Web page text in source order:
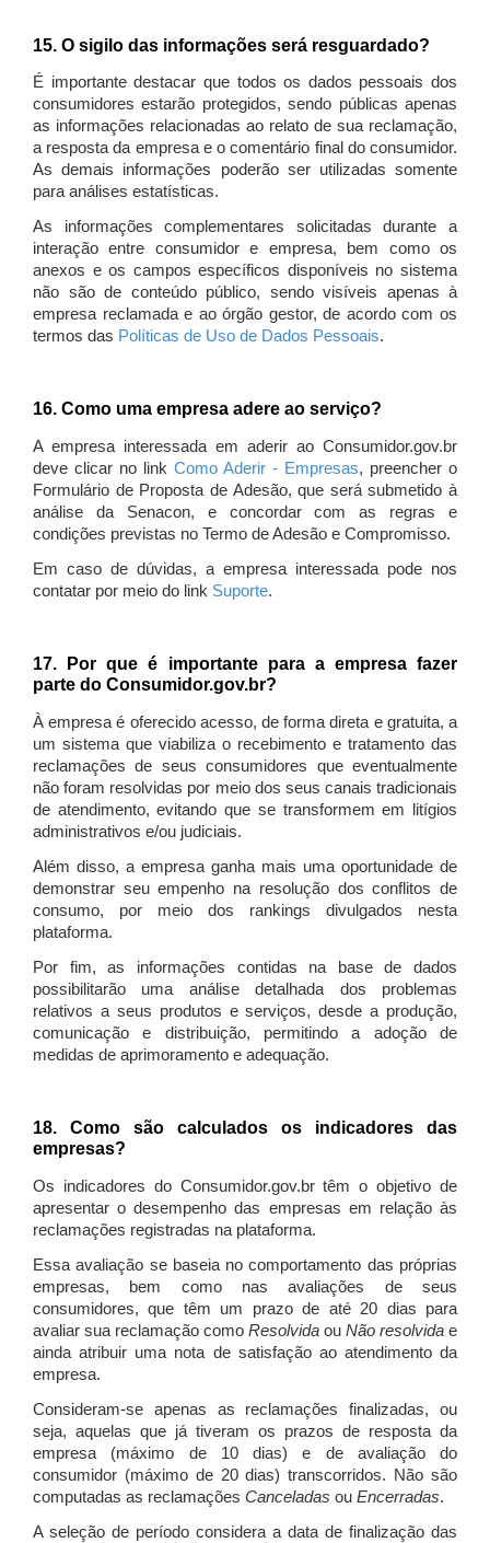
15. O sigilo das informações será resguardado?
É importante destacar que todos os dados pessoais dos
consumidores estarão protegidos, sendo públicas apenas
as informações relacionadas ao relato de sua reclamação,
a resposta da empresa e o comentário final do consumidor.
As demais informações poderão ser utilizadas somente
para análises estatísticas.
As informações complementares solicitadas durante a
interação entre consumidor e empresa, bem como os
anexos e os campos específicos disponíveis no sistema
não são de conteúdo público, sendo visíveis apenas à
empresa reclamada e ao órgão gestor, de acordo com os
termos das Políticas de Uso de Dados Pessoais.
16. Como uma empresa adere ao serviço?
A empresa interessada em aderir ao Consumidor.gov.br
deve clicar no link Como Aderir - Empresas, preencher o
Formulário de Proposta de Adesão, que será submetido à
análise da Senacon, e concordar com as regras e
condições previstas no Termo de Adesão e Compromisso.
Em caso de dúvidas, a empresa interessada pode nos
contatar por meio do link Suporte.
17. Por que é importante para a empresa fazer
parte do Consumidor.gov.br?
À empresa é oferecido acesso, de forma direta e gratuita, a
um sistema que viabiliza o recebimento e tratamento das
reclamações de seus consumidores que eventualmente
não foram resolvidas por meio dos seus canais tradicionais
de atendimento, evitando que se transformem em litígios
administrativos e/ou judiciais.
Além disso, a empresa ganha mais uma oportunidade de
demonstrar seu empenho na resolução dos conflitos de
consumo, por meio dos rankings divulgados nesta
plataforma.
Por fim, as informações contidas na base de dados
possibilitarão uma análise detalhada dos problemas
relativos a seus produtos e serviços, desde a produção,
comunicação e distribuição, permitindo a adoção de
medidas de aprimoramento e adequação.
18. Como são calculados os indicadores das
empresas?
Os indicadores do Consumidor.gov.br têm o objetivo de
apresentar o desempenho das empresas em relação às
reclamações registradas na plataforma.
Essa avaliação se baseia no comportamento das próprias
empresas, bem como nas avaliações de seus
consumidores, que têm um prazo de até 20 dias para
avaliar sua reclamação como Resolvida ou Não resolvida e
ainda atribuir uma nota de satisfação ao atendimento da
empresa.
Consideram-se apenas as reclamações finalizadas, ou
seja, aquelas que já tiveram os prazos de resposta da
empresa (máximo de 10 dias) e de avaliação do
consumidor (máximo de 20 dias) transcorridos. Não são
computadas as reclamações Canceladas ou Encerradas.
A seleção de período considera a data de finalização das